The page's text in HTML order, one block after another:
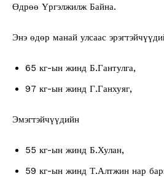
Өдрөө Үргэлжилж Байна.
Энэ өдөр манай улсаас
65 кг-ын жинд Б.Гантулга,
97 кг-ын жинд Г.Ганхуяг,
Эмэгтэйчүүдийн
55 кг-ын жинд Б.Хулан,
59 кг-ын жинд Т.Алтжин нар